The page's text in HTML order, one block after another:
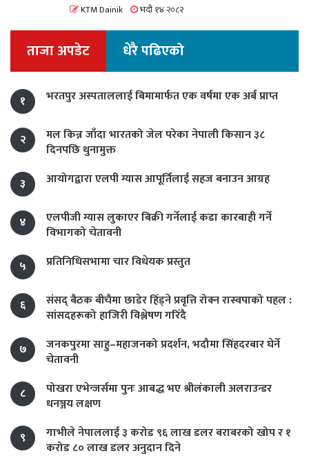
KTM Dainik भदौ १४ २०८२
ताजा अपडेट धेरै पढिएको
१ भरतपुर अस्पताललाई बिमामार्फत एक वर्षमा एक अर्ब प्राप्त
२
मल किन्न जाँदा भारतको जेल परेका नेपाली किसान ३८
दिनपछि थुनामुक्त
३
आयोगद्वारा एलपी ग्यास आपूर्तिलाई सहज बनाउन आग्रह
४
एलपीजी ग्यास लुकाएर बिक्री गर्नेलाई कडा कारबाही गर्ने
विभागको चेतावनी
५
प्रतिनिधिसभामा चार विधेयक प्रस्तुत
६
संसद् बैठक बीचैमा छाडेर हिँड्ने प्रवृत्ति रोक्न रास्वपाको पहल :
सांसदहरूको हाजिरी विश्लेषण गरिँदै
७
जनकपुरमा साहु–महाजनको प्रदर्शन, भदौमा सिंहदरबार घेर्ने
चेतावनी
८
पोखरा एभेन्जर्समा पुनः आबद्ध भए श्रीलंकाली अलराउन्डर
धनञ्जय लक्षण
९
गाभीले नेपाललाई ३ करोड ९६ लाख डलर बराबरको खोप र १
करोड ८० लाख डलर अनुदान दिने